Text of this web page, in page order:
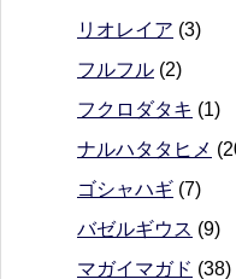
リオレイア (3)
フルフル (2)
フクロダタキ (1)
ナルハタタヒメ
ゴシャハギ (7)
バゼルギウス (9)
マガイマガド (38)